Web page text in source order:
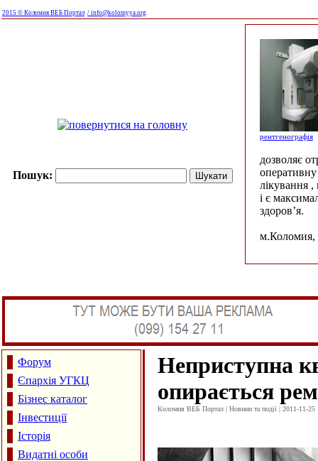
2015 © Коломия ВЕБ Портал / info@kolomyya.org
Пошук:
рентгенографія
дозволяє
лікування ,
і є
здоров’я.
м.Коломия,
Форум
Єпархія УГКЦ
Бізнес каталог
Інвестиції
Історія
Видатні особи
Неприступна
опирається
Коломия ВЕБ Портал | Новини та події | 2011-11-25